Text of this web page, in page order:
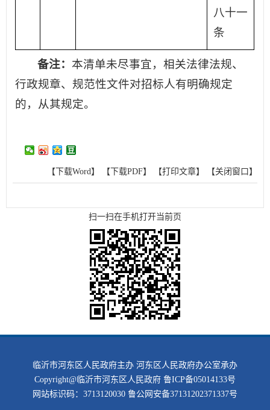
八十一
条
备注： 本清单未尽事宜，相关法律法规、
行政规章、规范性文件对招标人有明确规定
的，从其规定。
【下载Word】 【下载PDF】 【打印文章】 【关闭窗口】
扫一扫在手机打开当前页
临沂市河东区人民政府主办 河东区人民政府办公室承办
Copyright@临沂市河东区人民政府 鲁ICP备05014133号
网站标识码：3713120030 鲁公网安备37131202371337号